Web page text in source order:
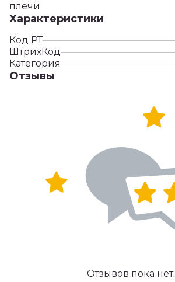
плечи
Характеристики
Код РТ
ШтрихКод
Категория
Отзывы
Отзывов пока нет.